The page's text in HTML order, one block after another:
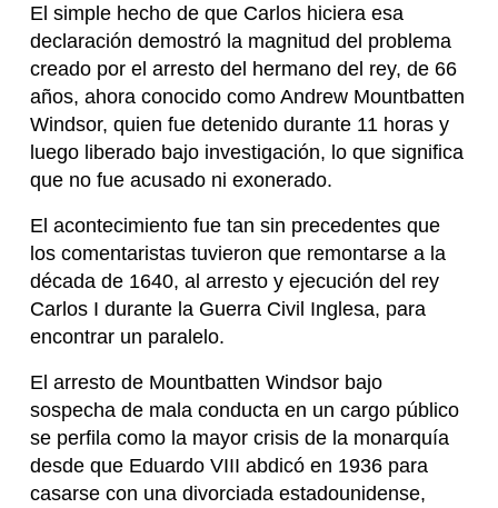
El simple hecho de que Carlos hiciera esa
declaración demostró la magnitud del problema
creado por el arresto del hermano del rey, de 66
años, ahora conocido como Andrew Mountbatten
Windsor, quien fue detenido durante 11 horas y
luego liberado bajo investigación, lo que significa
que no fue acusado ni exonerado.
El acontecimiento fue tan sin precedentes que
los comentaristas tuvieron que remontarse a la
década de 1640, al arresto y ejecución del rey
Carlos I durante la Guerra Civil Inglesa, para
encontrar un paralelo.
El arresto de Mountbatten Windsor bajo
sospecha de mala conducta en un cargo público
se perfila como la mayor crisis de la monarquía
desde que Eduardo VIII abdicó en 1936 para
casarse con una divorciada estadounidense,